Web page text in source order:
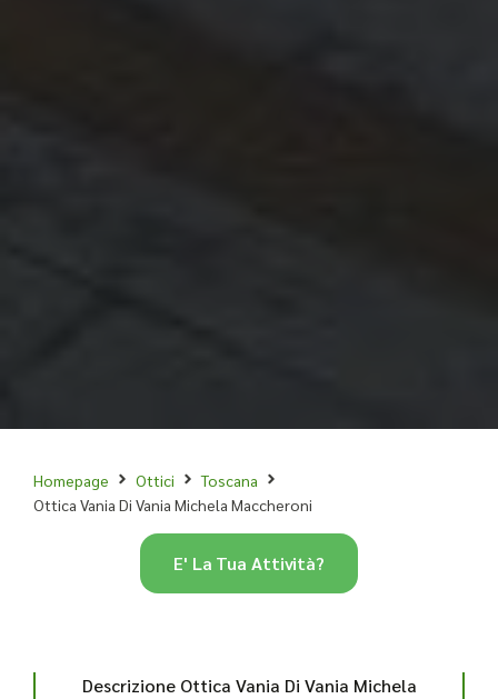
Homepage Ottici
Toscana
Ottica Vania Di Vania Michela Maccheroni
Descrizione Ottica Vania Di Vania Michela
E' La Tua Attività?